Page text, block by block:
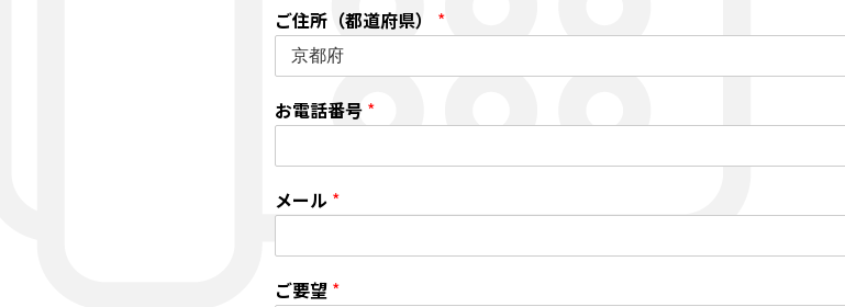
ご住所（都道府県） *
お電話番号 *
メール *
ご要望 *